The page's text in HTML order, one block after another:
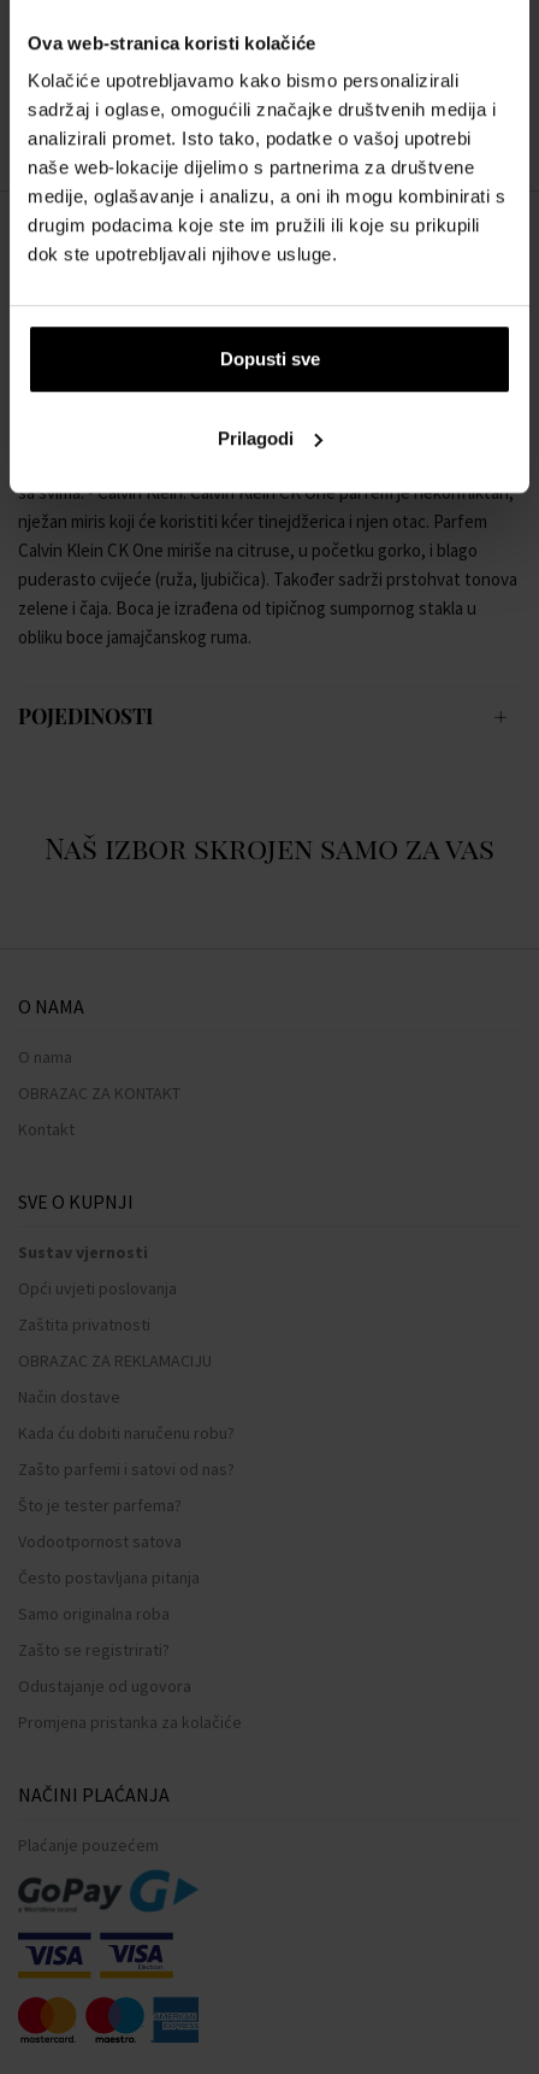
Ova web-stranica koristi kolačiće
Kolačiće upotrebljavamo kako bismo personalizirali
sadržaj i oglase, omogućili značajke društvenih medija i
analizirali promet. Isto tako, podatke o vašoj upotrebi
naše web-lokacije dijelimo s partnerima za društvene
medije, oglašavanje i analizu, a oni ih mogu kombinirati s
drugim podacima koje ste im pružili ili koje su prikupili
dok ste upotrebljavali njihove usluge.
Dopusti sve
Prilagodi
Dostupno je
30,00 €
OPIS
novim trendovima. Miris CK One naglašava osobnost i istovremeno
privlači skupinu koja se identificira s ovim pristupom. Riječ je o
Calvin Klein CK One mogu dijeliti parovi, ljubavnici, prijatelji, a
sa svima. - Calvin Klein. Calvin Klein CK One parfem je nekonfliktan,
nježan miris koji će koristiti kćer tinejdžerica i njen otac. Parfem
Calvin Klein CK One miriše na citruse, u početku gorko, i blago
puderasto cvijeće (ruža, ljubičica). Također sadrži prstohvat tonova
zelene i čaja. Boca je izrađena od tipičnog sumpornog stakla u
obliku boce jamajčanskog ruma.
POJEDINOSTI
Naš izbor skrojen samo za vas
O NAMA
O nama
OBRAZAC ZA KONTAKT
Kontakt
SVE O KUPNJI
Sustav vjernosti
Opći uvjeti poslovanja
Zaštita privatnosti
OBRAZAC ZA REKLAMACIJU
Način dostave
Kada ću dobiti naručenu robu?
Zašto parfemi i satovi od nas?
Što je tester parfema?
Vodootpornost satova
Često postavljana pitanja
Samo originalna roba
Zašto se registrirati?
Odustajanje od ugovora
Promjena pristanka za kolačiće
NAČINI PLAĆANJA
Plaćanje pouzećem